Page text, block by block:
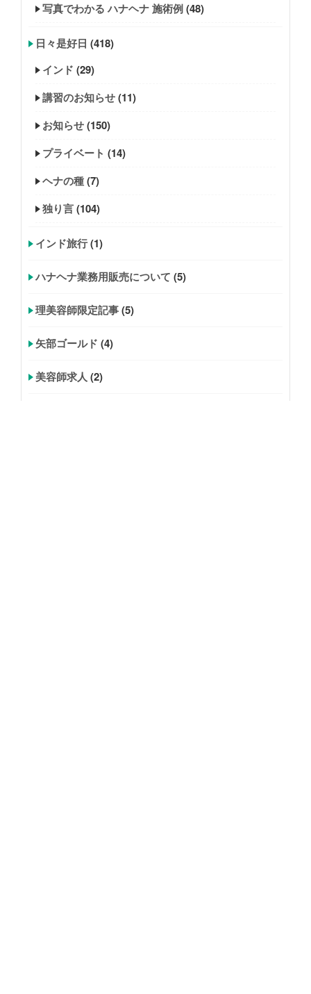
写真でわかる ハナヘナ 施術例(48)
日々是好日 (418)
インド (29)
講習のお知らせ(11)
お知らせ(150)
プライベート (14)
ヘナの種(7)
独り言(104)
インド旅行(1)
ハナヘナ業務用販売について (5)
理美容師限定記事(5)
矢部ゴールド (4)
美容師求人 (2)